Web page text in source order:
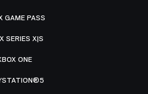
GAME PASS
SERIES X|S
ONE